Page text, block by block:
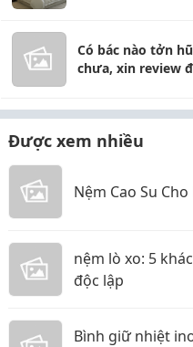
Có bác nào tởn
chưa, xin review
Được xem nhiều
Nệm Cao Su
nệm lò xo: 5
độc lập
Bình giữ nhiệt